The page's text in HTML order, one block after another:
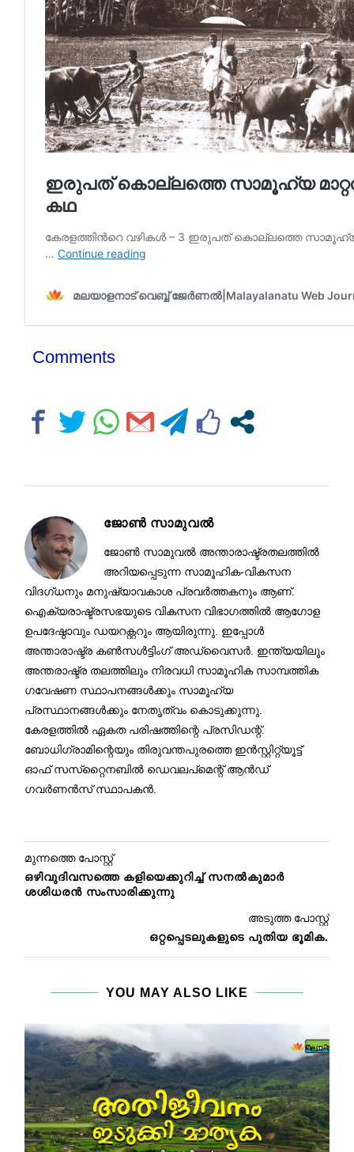
Comments
ജോണ്‍ സാമുവല്‍
ജോൺ സാമുവൽ അന്താരാഷ്ട്രതലത്തിൽ
അറിയപ്പെടുന്ന സാമൂഹിക-വികസന
വിദഗ്ധനും മനുഷ്യാവകാശ പ്രവർത്തകനും ആണ്.
ഐക്യരാഷ്ട്രസഭയുടെ വികസന വിഭാഗത്തിൽ ആഗോള
ഉപദേഷ്ഠാവും ഡയറക്റ്ററും ആയിരുന്നു. ഇപ്പോൾ
അന്താരാഷ്ട്ര കൺസൾട്ടിംഗ് അഡ്വൈസർ. ഇന്ത്യയിലും
അന്തരാഷ്ട്ര തലത്തിലും നിരവധി സാമൂഹിക സാമ്പത്തിക
ഗവേഷണ സ്ഥാപനങ്ങൾക്കും സാമൂഹ്യ
പ്രസ്ഥാനങ്ങൾക്കും നേതൃത്വം കൊടുക്കുന്നു.
കേരളത്തിൽ ഏകത പരിഷത്തിന്റെ പ്രസിഡന്റ്.
ബോധിഗ്രാമിന്റെയും തിരുവന്തപുരത്തെ ഇൻസ്റ്റിറ്റ്യൂട്ട്
ഓഫ് സസ്‌റ്റൈനബിൽ ഡെവലപ്മെന്റ് ആൻഡ്
ഗവർണൻസ് സ്ഥാപകൻ.
മുന്നത്തെ പോസ്റ്റ്
ഒഴിവുദിവസത്തെ കളിയെക്കുറിച്ച് സനല്‍കുമാര്‍
ശശിധരന്‍ സംസാരിക്കുന്നു
അടുത്ത പോസ്റ്റ്
ഒറ്റപ്പെടലുകളുടെ പുതിയ ഭൂമിക.
YOU MAY ALSO LIKE